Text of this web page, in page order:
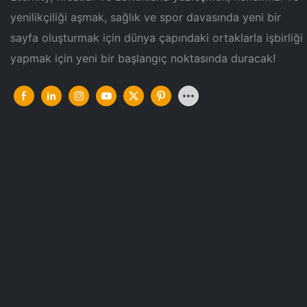
yenilikçiliği aşmak, sağlık ve spor davasında yeni bir
sayfa oluşturmak için dünya çapındaki ortaklarla işbirliği
yapmak için yeni bir başlangıç ​​noktasında duracak!